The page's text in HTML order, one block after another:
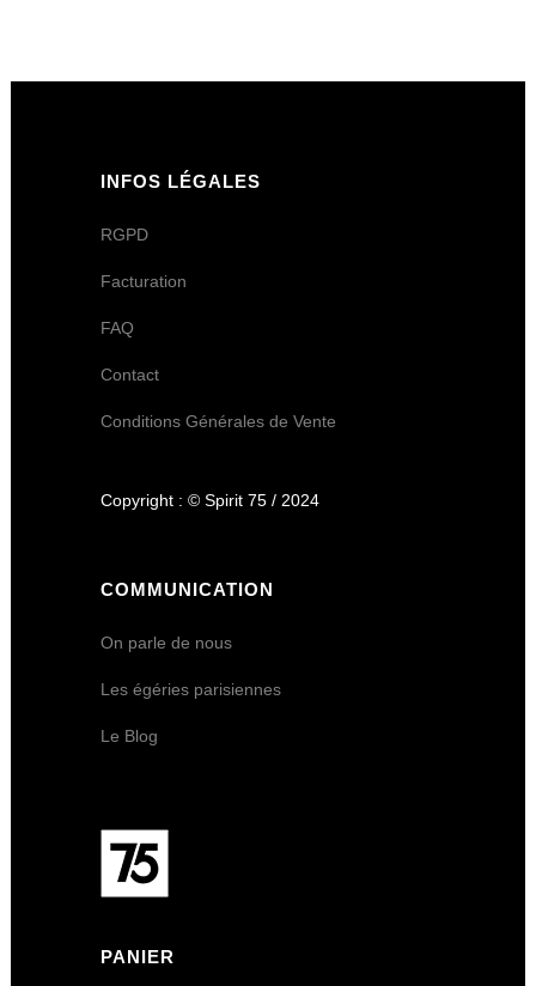
INFOS LÉGALES
RGPD
Facturation
FAQ
Contact
Conditions Générales de Vente
Copyright : © Spirit 75 / 2024
COMMUNICATION
On parle de nous
Les égéries parisiennes
Le Blog
PANIER